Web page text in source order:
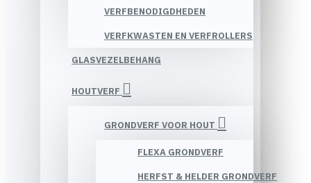
VERFBENODIGDHEDEN
VERFKWASTEN EN VERFROLLERS
GLASVEZELBEHANG
HOUTVERF
GRONDVERF VOOR HOUT
FLEXA GRONDVERF
HERFST & HELDER GRONDVERF